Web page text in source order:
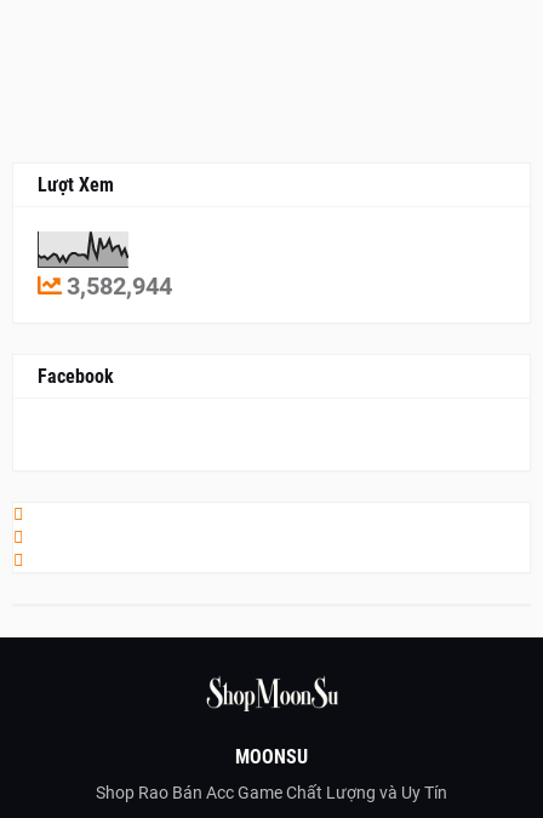
Lượt Xem
3,582,944
Facebook
MOONSU
Shop Rao Bán Acc Game Chất Lượng và Uy Tín